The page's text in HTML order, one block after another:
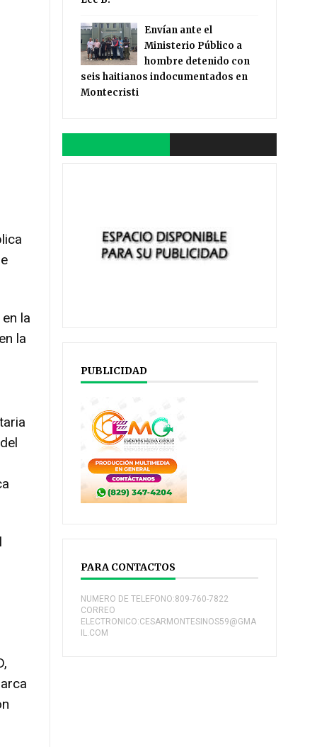
la
la
Envían ante el
Ministerio Público a
hombre detenido con
seis haitianos indocumentados en
Montecristi
PUBLICIDAD
PARA CONTACTOS
NUMERO DE TELEFONO:809-760-7822
CORREO
ELECTRONICO:CESARMONTESINOS59@GMA
IL.COM